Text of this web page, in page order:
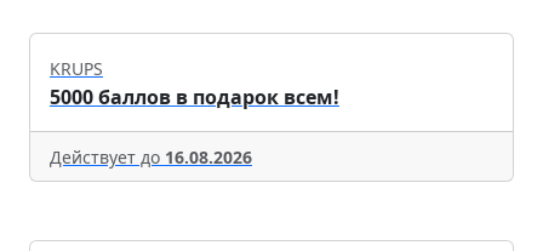
KRUPS
5000 баллов в подарок всем!
Действует до 16.08.2026